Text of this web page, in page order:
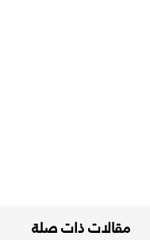
مقالات ذات صلة